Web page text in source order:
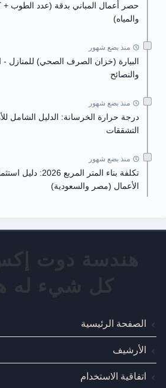
حصر أعمال المباني بدقة (عدد الطوب +
والمياه)
منذ بضع شهور
البيارة (خزان الصرف الصحي) للمنازل -
والنصائح
منذ بضع شهور
درجة حرارة الخرسانة: الدليل الشامل
التشققات
منذ بضع شهور
تكلفة بناء المتر
الأعمال (مصر والسعودية)
الصفحة الرئيسية
الأرشيف
اتفاقية الاستخدام